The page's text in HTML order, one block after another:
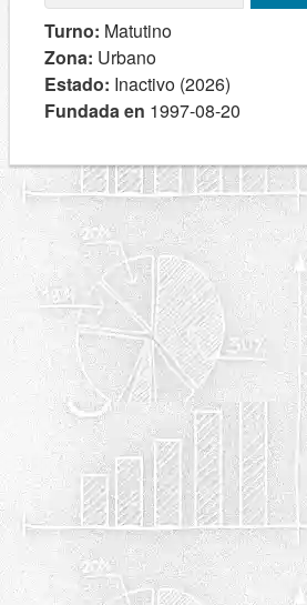
Turno: Matutino
Zona: Urbano
Estado: Inactivo (2026)
Fundada en 1997-08-20